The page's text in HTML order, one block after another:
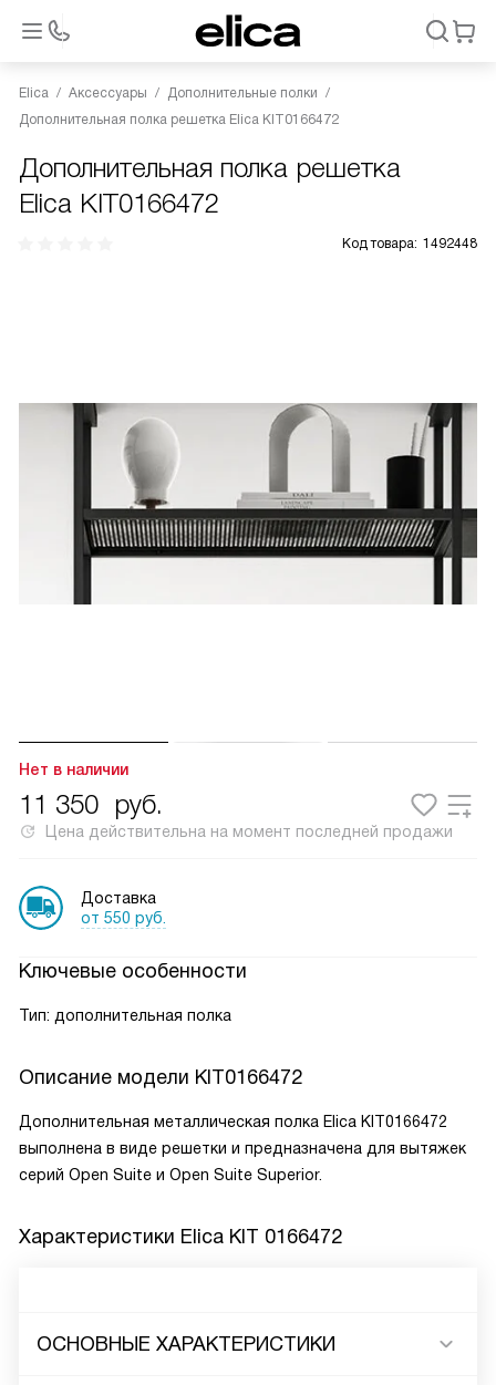
Elica Аксессуары
Дополнительные полки
Дополнительная полка решетка Elica KIT0166472
Дополнительная полка решетка
Elica KIT0166472
Код товара: 1492448
Нет в наличии
11 350 руб.
Цена действительна на момент последней продажи
Доставка
от 550 руб.
Ключевые особенности
Тип: дополнительная полка
Описание модели KIT0166472
Дополнительная металлическая полка Elica KIT0166472
выполнена в виде решетки и предназначена для вытяжек
серий Open Suite и Open Suite Superior.
Характеристики Elica KIT 0166472
ОСНОВНЫЕ ХАРАКТЕРИСТИКИ